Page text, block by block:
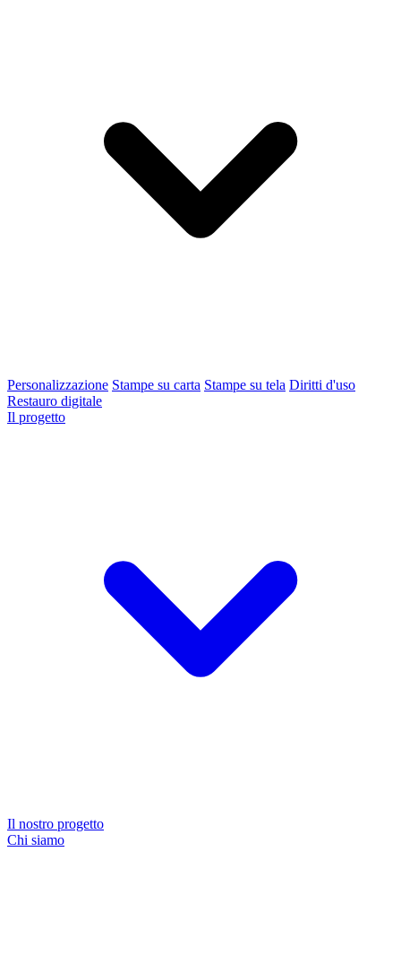
Personalizzazione Stampe su carta Stampe su tela Diritti d'uso
Restauro digitale
Il progetto
Il nostro progetto
Chi siamo